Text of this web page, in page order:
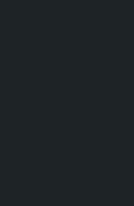
त्यस्तै
कुरालाई
सपना पूरा
मुलुकमा नै
सरकारले
कुरा
गरे । उनले दुई